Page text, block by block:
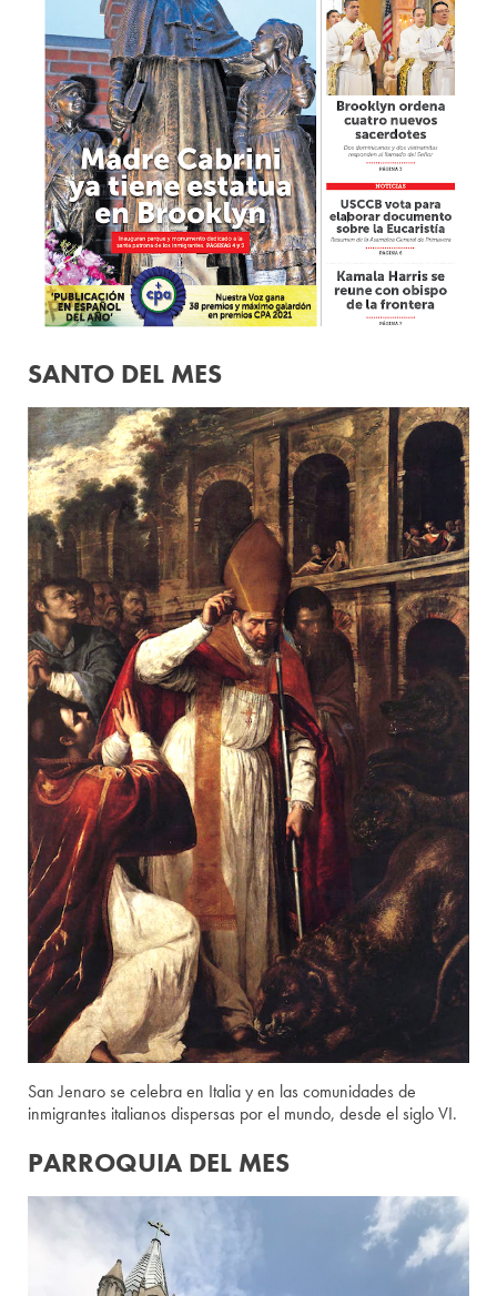
SANTO DEL MES
San Jenaro se celebra en Italia y en las comunidades de
inmigrantes italianos dispersas por el mundo, desde el siglo VI.
PARROQUIA DEL MES